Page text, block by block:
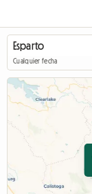
Cualquier fecha